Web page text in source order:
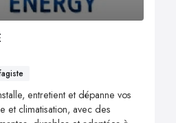
entretient et dépanne vos
et climatisation, avec des